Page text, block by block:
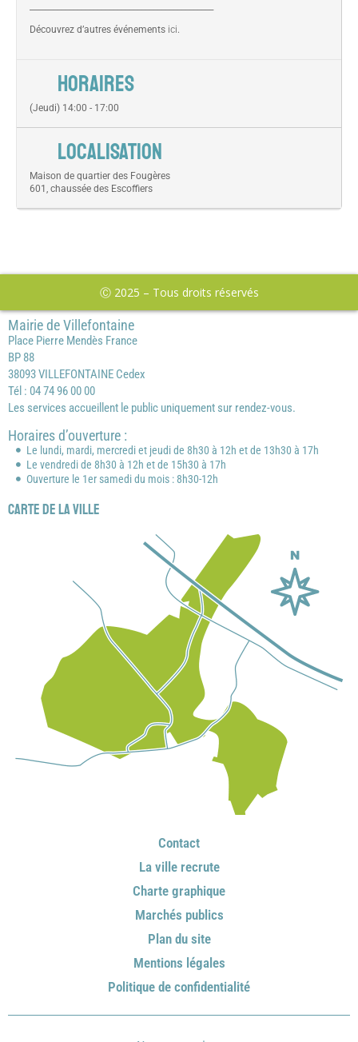
Découvrez d’autres événements ici.
HORAIRES
(Jeudi) 14:00 - 17:00
LOCALISATION
Maison de quartier des Fougères
601, chaussée des Escoffiers
Ⓒ 2025 – Tous droits réservés
Mairie de Villefontaine
Place Pierre Mendès France
BP 88
38093 VILLEFONTAINE Cedex
Tél : 04 74 96 00 00
Les services accueillent le public uniquement sur rendez-vous.
Horaires d’ouverture :
Le lundi, mardi, mercredi et jeudi de 8h30 à 12h et de 13h30 à 17h
Le vendredi de 8h30 à 12h et de 15h30 à 17h
Ouverture le 1er samedi du mois : 8h30-12h
Carte de la ville
Contact
La ville recrute
Charte graphique
Marchés publics
Plan du site
Mentions légales
Politique de confidentialité